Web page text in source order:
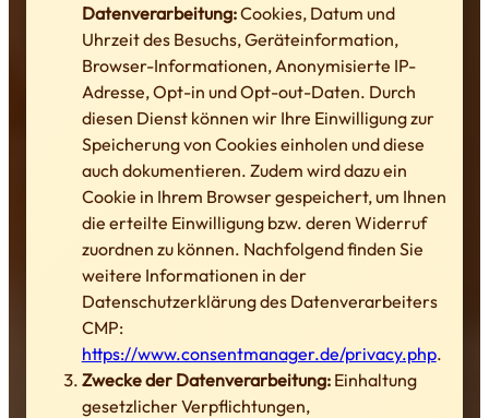
Datenverarbeitung:Cookies, Datum und
Uhrzeit des Besuchs, Geräteinformation,
Browser-Informationen, Anonymisierte IP-
Adresse, Opt-in und Opt-out-Daten. Durch
diesen Dienst können wir Ihre Einwilligung zur
Speicherung von Cookies einholen und diese
auch dokumentieren. Zudem wird dazu ein
Cookie in Ihrem Browser gespeichert, um Ihnen
die erteilte Einwilligung bzw. deren Widerruf
zuordnen zu können. Nachfolgend finden Sie
weitere Informationen in der
Datenschutzerklärung des Datenverarbeiters
CMP:
https://www.consentmanager.de/privacy.php.
Zwecke der Datenverarbeitung:Einhaltung
gesetzlicher Verpflichtungen,